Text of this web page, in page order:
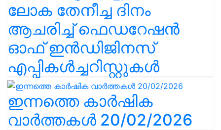
ലോക തേനീച്ച ദിനം
ആചരിച്ച് ഫെഡറേഷൻ
ഓഫ് ഇൻഡിജിനസ്
എപ്പികൾച്ചറിസ്റ്റുകൾ
ഇന്നത്തെ കാർഷിക
വാർത്തകൾ 20/02/2026